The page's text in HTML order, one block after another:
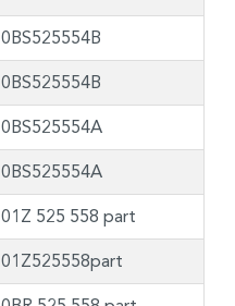
0BS525554B
0BS525554B
0BS525554A
0BS525554A
01Z 525 558 part
01Z525558part